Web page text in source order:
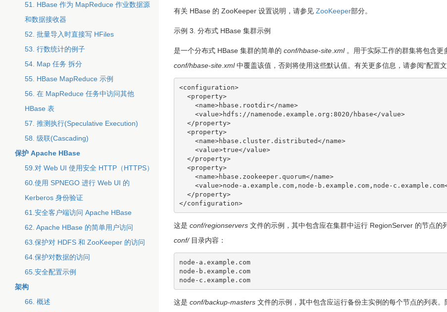
51. HBase 作为 MapReduce 作业数据源
和数据接收器
52. 批量导入时直接写 HFiles
53. 行数统计的例子
54. Map 任务 拆分
55. HBase MapReduce 示例
56. 在 MapReduce 任务中访问其他
HBase 表
57. 推测执行(Speculative Execution)
58. 级联(Cascading)
保护 Apache HBase
59.对 Web UI 使用安全 HTTP（HTTPS）
60.使用 SPNEGO 进行 Web UI 的
Kerberos 身份验证
61.安全客户端访问 Apache HBase
62. Apache HBase 的简单用户访问
63.保护对 HDFS 和 ZooKeeper 的访问
64.保护对数据的访问
65.安全配置示例
架构
66. 概述
有关 HBase 的 ZooKeeper 设置说明，请参见 ZooKeeper部分。
示例 3. 分布式 HBase 集群示例
是一个分布式 HBase 集群的简单的 conf/hbase-site.xml。用于实际工作的群集将包含更
conf/hbase-site.xml中覆盖该值，否则将使用这些默认值。有关更多信息，请参阅“配置
<configuration>
</configuration>
这是 conf/regionservers 文件的示例，其中包含应在集群中运行 RegionServer 的节点
conf/目录内容：
node-a.example.com
node-b.example.com
node-c.example.com
这是 conf/backup-masters 文件的示例，其中包含应运行备份主实例的每个节点的列表